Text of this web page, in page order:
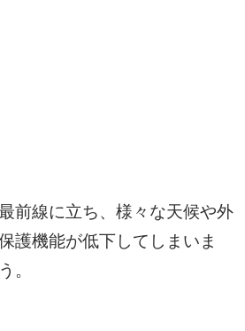
前線に立ち、様々な天候や外
護機能が低下してしまいま
。